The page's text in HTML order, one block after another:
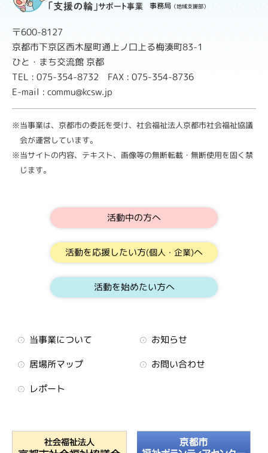
事務局 （地域支援部）
〒600-8127
京都市下京区西木屋町通上ノ口上る梅湊町83-1
ひと・まち交流館 京都
TEL : 075-354-8732 FAX : 075-354-8736
E-mail : commu@kcsw.jp
※当事業は、京都市の委託を受け、社会福祉法人京都市社会福祉協議
会が運営しています。
※当サイトの内容、テキスト、画像等の無断転載・無断使用を固く禁
じます。
活動中の方へ
活動を応援したい方(個人・企業)へ
活動を始めたい方へ
当事業について
お知らせ
居場所マップ
お問い合わせ
レポート